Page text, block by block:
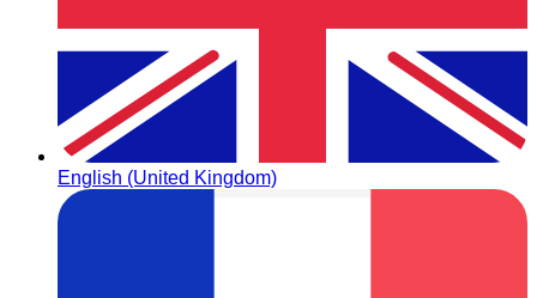
English (United Kingdom)